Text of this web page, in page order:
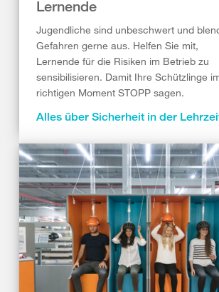
Lernende
Jugendliche sind unbeschwert und
Gefahren gerne aus. Helfen Sie mit,
Lernende für die Risiken im Betrieb zu
sensibilisieren. Damit Ihre Schützlinge
richtigen Moment STOPP sagen.
Alles über Sicherheit in der